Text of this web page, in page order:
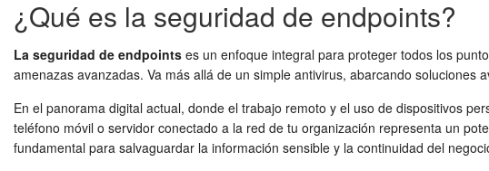
¿Qué es la seguridad de endpoints?
La seguridad de endpoints es un enfoque integral para proteger todos los
amenazas avanzadas. Va más allá de un simple antivirus, abarcando soluciones
En el panorama digital actual, donde el trabajo remoto y el uso de dispositivos
teléfono móvil o servidor conectado a la red de tu organización representa un
fundamental para salvaguardar la información sensible y la continuidad del